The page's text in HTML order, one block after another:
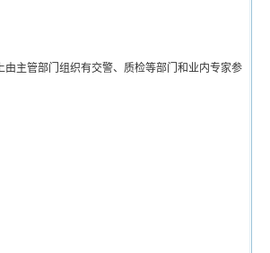
主管部门组织有交警、质检等部门和业内专家参